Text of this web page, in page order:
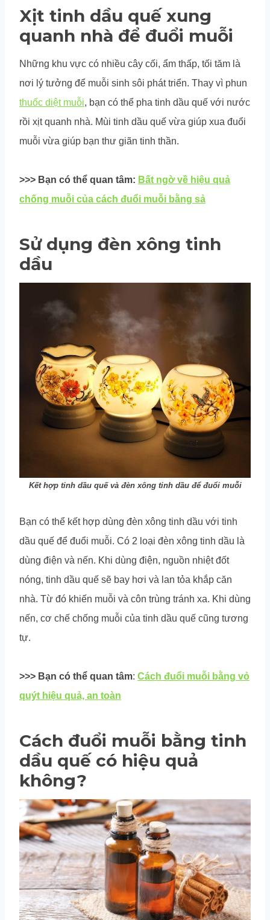
Xịt tinh dầu quế xung
quanh nhà để đuổi muỗi
Những khu vực có nhiều cây cối, ẩm thấp, tối tăm là
nơi lý tưởng để muỗi sinh sôi phát triển. Thay vì phun
thuốc diệt muỗi, bạn có thể pha tinh dầu quế với nước
rồi xịt quanh nhà. Mùi tinh dầu quế vừa giúp xua đuổi
muỗi vừa giúp bạn thư giãn tinh thần.
>>> Bạn có thể quan tâm: Bất ngờ về hiệu quả
chống muỗi của cách đuổi muỗi bằng sả
Sử dụng đèn xông tinh
dầu
Kết hợp tinh dầu quế và đèn xông tinh dầu để đuổi muỗi
Bạn có thể kết hợp dùng đèn xông tinh dầu với tinh
dầu quế để đuổi muỗi. Có 2 loại đèn xông tinh dầu là
dùng điện và nến. Khi dùng điện, nguồn nhiệt đốt
nóng, tinh dầu quế sẽ bay hơi và lan tỏa khắp căn
nhà. Từ đó khiến muỗi và côn trùng tránh xa. Khi dùng
nến, cơ chế chống muỗi của tinh dầu quế cũng tương
tự.
>>> Bạn có thể quan tâm: Cách đuổi muỗi bằng vỏ
quýt hiệu quả, an toàn
Cách đuổi muỗi bằng tinh
dầu quế có hiệu quả
không?